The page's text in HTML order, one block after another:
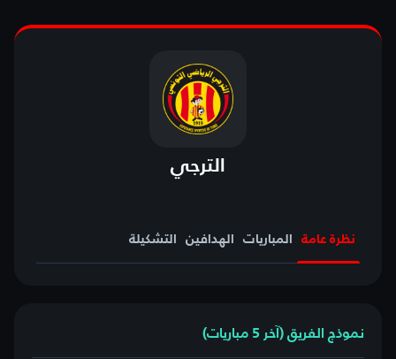
الترجي
نظرة عامة المباريات الهدافين التشكيلة
نموذج الفريق (آخر 5 مباريات)